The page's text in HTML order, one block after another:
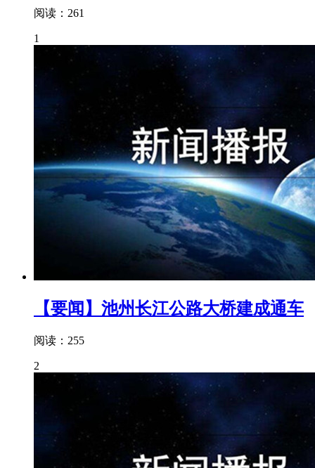
阅读：261
1
【要闻】池州长江公路大桥建成通车
阅读：255
2